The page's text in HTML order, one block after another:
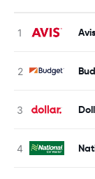
Avis